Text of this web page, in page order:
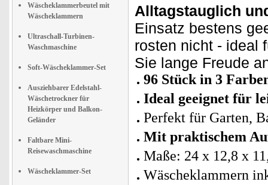
Wäscheklammerbeutel mit
Wäscheklammern
Ultraschall-Turbinen-
Waschmaschine
Soft-Wäscheklammer-Set
Ausziehbarer Edelstahl-
Wäschetrockner für
Heizkörper und Balkon-
Geländer
Faltbare Mini-
Reisewaschmaschine
Wäscheklammer-Set
Alltagstauglich
Einsatz bestens
rosten nicht - ideal
Sie lange Freude
96 Stück in 3
Ideal geeignet für
Perfekt für Garten,
Mit praktischem
Maße: 24 x 12,8 x
Wäscheklammern